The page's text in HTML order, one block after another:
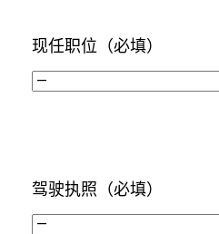
现任职位 （必填）
驾驶执照 （必填）